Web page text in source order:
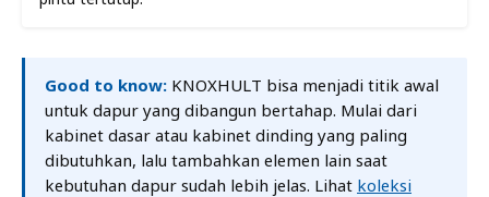
Good to know: KNOXHULT bisa menjadi titik awal
untuk dapur yang dibangun bertahap. Mulai dari
kabinet dasar atau kabinet dinding yang paling
dibutuhkan, lalu tambahkan elemen lain saat
kebutuhan dapur sudah lebih jelas. Lihat koleksi